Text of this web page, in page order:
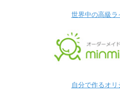
世界中の高級ラ
自分で作るオ